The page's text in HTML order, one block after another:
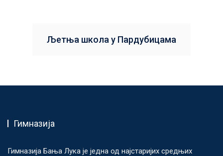
Љетња школа у Пардубицама
Гимназија
Гимназија Бања Лука је једна од најстаријих средњих